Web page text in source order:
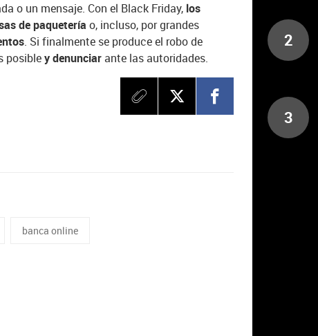
o un mensaje. Con el Black Friday, los
de paquetería o, incluso, por grandes
. Si finalmente se produce el robo de
posibley denunciarante las autoridades.
banca online
2
3